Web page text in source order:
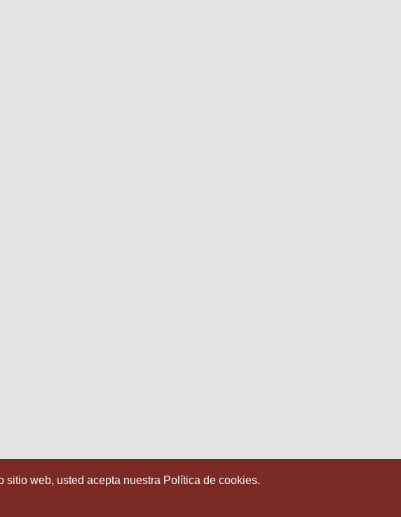
web, usted acepta nuestra Política de cookies.